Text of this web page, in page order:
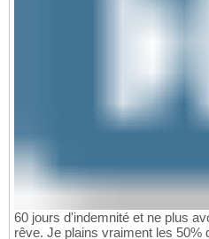
60 jours d'indemnité et ne plus
rêve. Je plains vraiment les 50%